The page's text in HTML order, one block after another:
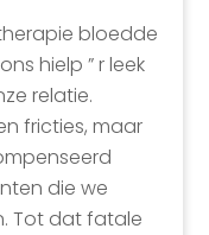
bloedde
hielp ” r leek
relatie.
fricties, maar
die we
Tot dat fatale